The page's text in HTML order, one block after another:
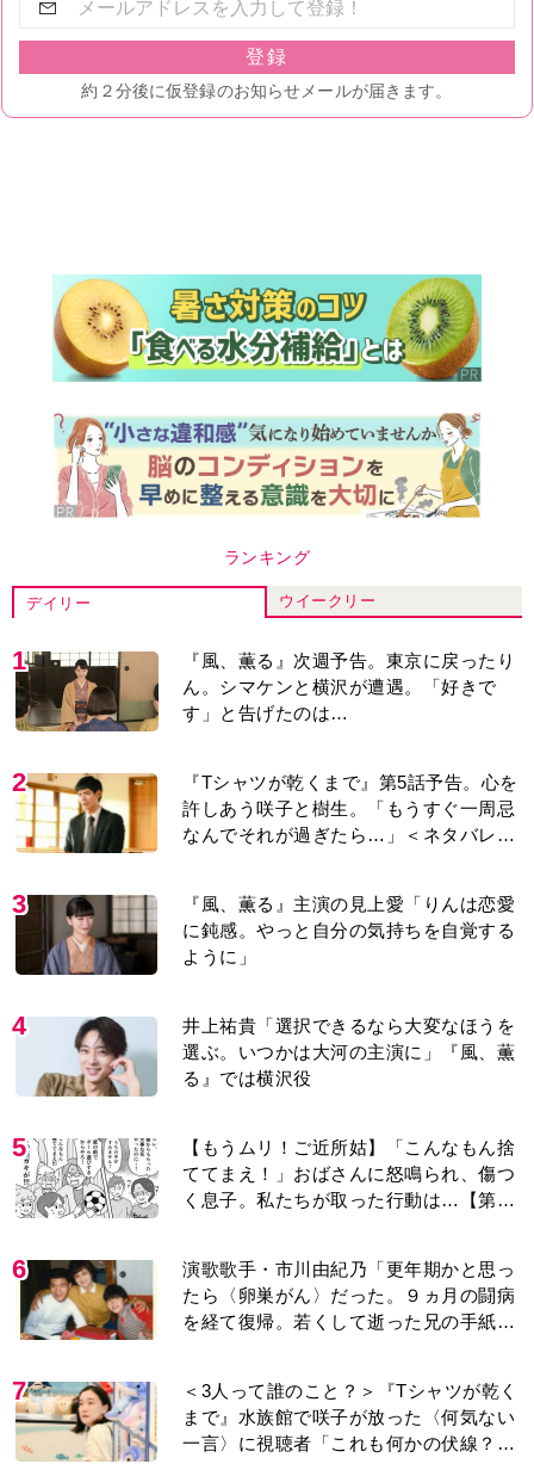
ランキング
デイリー ウイークリー
1
『風、薫る』次週予告。東京に戻ったり
ん。シマケンと横沢が遭遇。「好きで
す」と告げたのは…
2
『Tシャツが乾くまで』第5話予告。心を
許しあう咲子と樹生。「もうすぐ一周忌
なんでそれが過ぎたら…」＜ネタバレあ
3
『風、薫る』主演の見上愛「りんは恋愛
に鈍感。やっと自分の気持ちを自覚する
ように」
4
井上祐貴「選択できるなら大変なほうを
選ぶ。いつかは大河の主演に」『風、薫
る』では横沢役
5
【もうムリ！ご近所姑】「こんなもん捨
ててまえ！」おばさんに怒鳴られ、傷つ
く息子。私たちが取った行動は…【第3
6
演歌歌手・市川由紀乃「更年期かと思っ
たら〈卵巣がん〉だった。９ヵ月の闘病
を経て復帰。若くして逝った兄の手紙を
7
＜3人って誰のこと？＞『Tシャツが乾く
まで』水族館で咲子が放った〈何気ない
一言〉に視聴者「これも何かの伏線？」